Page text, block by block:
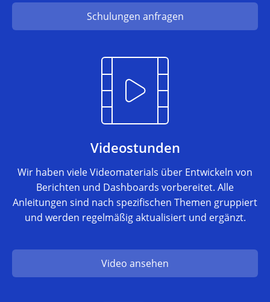
Schulungen anfragen
Videostunden
Wir haben viele Videomaterials über Entwickeln von
Berichten und Dashboards vorbereitet. Alle
Anleitungen sind nach spezifischen Themen gruppiert
und werden regelmäßig aktualisiert und ergänzt.
Video ansehen